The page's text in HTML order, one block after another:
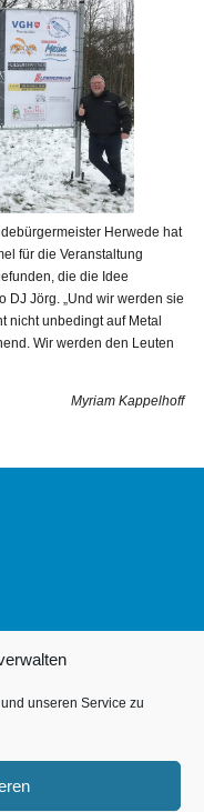
unseren Service zu
Herwede hat
für die Veranstaltung
die die Idee
DJ Jörg. „Und wir werden sie
nicht unbedingt auf Metal
Wir werden den Leuten
Myriam Kappelhoff